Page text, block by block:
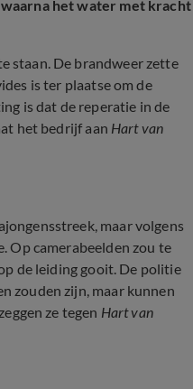
het water met kracht
staan. De brandweer zette
is ter plaatse om de
is dat de reperatie in de
het bedrijf aan Hart van
maar volgens
Op camerabeelden zou te
de leiding gooit. De politie
zouden zijn, maar kunnen
ze tegen Hart van